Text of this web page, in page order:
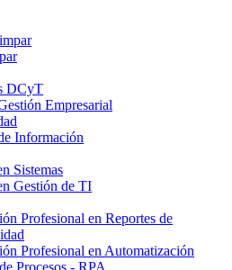
DCyT
Empresarial
Información
Sistemas
Gestión de TI
Profesional en Reportes de
Profesional en Automatización
Procesos - RPA